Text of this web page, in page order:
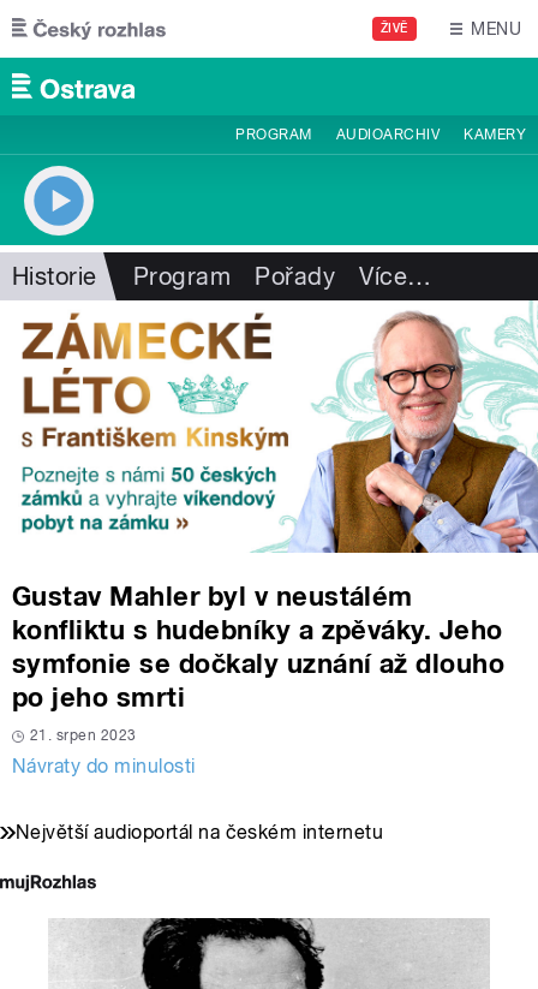
Přejít k hlavnímu obsahu
ŽIVĚ MENU
PROGRAM AUDIOARCHIV KAMERY
Historie Program Pořady Více…
Gustav Mahler byl v neustálém
konfliktu s hudebníky a zpěváky. Jeho
symfonie se dočkaly uznání až dlouho
po jeho smrti
21. srpen 2023
Návraty do minulosti
Největší audioportál na českém internetu